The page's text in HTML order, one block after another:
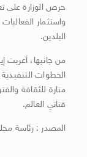
حرص الوزارة على
واستثمار
البلدين.
​من جانبها، أعربت
الخطوات
منارة للثقافة
فناني العالم.
المصدر : رئاسة